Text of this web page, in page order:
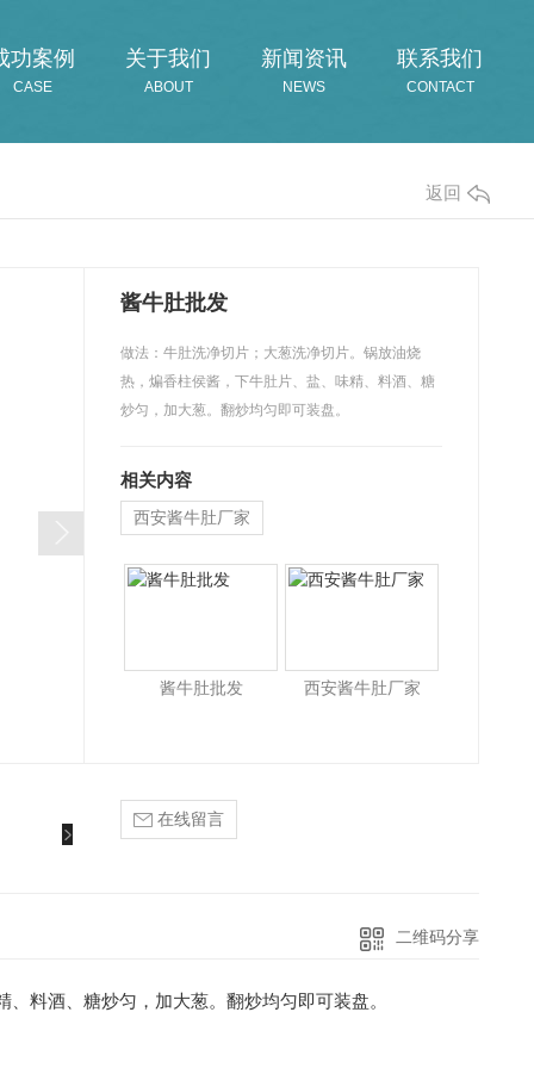
功案例
CASE
关于我们
ABOUT
新闻资讯
NEWS
联系我们
CONTACT
返回
酱牛肚批发
做法：牛肚洗净切片；大葱洗净切片。锅放油烧
热，煸香柱侯酱，下牛肚片、盐、味精、料酒、糖
炒匀，加大葱。翻炒均匀即可装盘。
相关内容
西安酱牛肚厂家
酱牛肚批发 西安酱牛肚厂家
在线留言
二维码分享
料酒、糖炒匀，加大葱。翻炒均匀即可装盘。